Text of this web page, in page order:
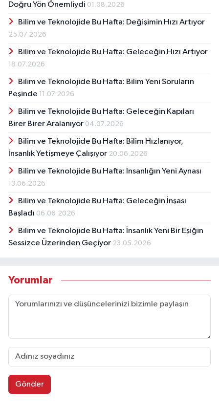
Doğru Yön Önemliydi 01.08.2026
Bilim ve Teknolojide Bu Hafta: Değişimin Hızı Artıyor
25.07.2026
Bilim ve Teknolojide Bu Hafta: Geleceğin Hızı Artıyor
18.07.2026
Bilim ve Teknolojide Bu Hafta: Bilim Yeni Soruların
Peşinde 11.07.2026
Bilim ve Teknolojide Bu Hafta: Geleceğin Kapıları
Birer Birer Aralanıyor 04.07.2026
Bilim ve Teknolojide Bu Hafta: Bilim Hızlanıyor,
İnsanlık Yetişmeye Çalışıyor 20.06.2026
Bilim ve Teknolojide Bu Hafta: İnsanlığın Yeni Aynası
13.06.2026
Bilim ve Teknolojide Bu Hafta: Geleceğin İnşası
Başladı 06.06.2026
Bilim ve Teknolojide Bu Hafta: İnsanlık Yeni Bir Eşiğin
Sessizce Üzerinden Geçiyor 23.05.2026
Yorumlar
Gönder